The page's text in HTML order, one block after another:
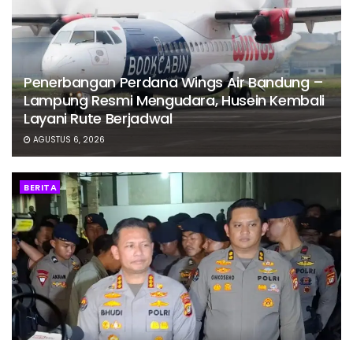
Penerbangan Perdana Wings Air Bandung –
Lampung Resmi Mengudara, Husein Kembali
Layani Rute Berjadwal
AGUSTUS 6, 2026
BERITA